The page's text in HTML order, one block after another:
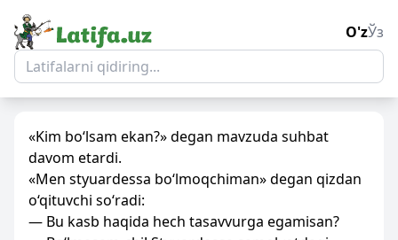
O'zЎз
«Kim bo‘lsam ekan?» degan mavzuda suhbat
davom etardi.
«Men styuardessa bo‘lmoqchiman» degan qizdan
o‘qituvchi so‘radi:
— Bu kasb haqida hech tasavvurga egamisan?